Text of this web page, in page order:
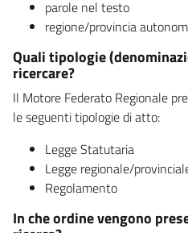
parole nel testo
regione/provincia
Quali tipologie
ricercare?
Il Motore Federato Regionale
le seguenti tipologie di atto:
Legge Statutaria
Legge regionale/
Regolamento
In che ordine vengono